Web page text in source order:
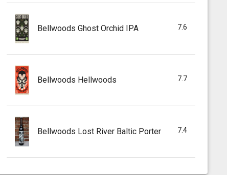
Bellwoods Ghost Orchid IPA 7.6
Bellwoods Hellwoods 7.7
Bellwoods Lost River Baltic Porter 7.4